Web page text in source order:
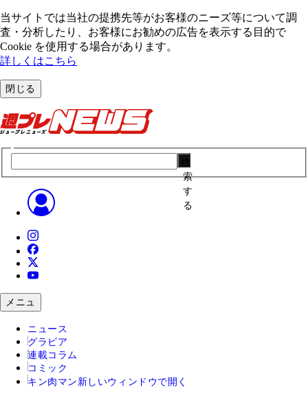
当サイトでは当社の提携先等がお客様のニーズ等について調
査・分析したり、お客様にお勧めの広告を表⽰する⽬的で
Cookie を使⽤する場合があります。
詳しくはこちら
閉じる
索
す
る
メニュ
ニュース
グラビア
連載コラム
コミック
キン肉マン 新しいウィンドウで開く